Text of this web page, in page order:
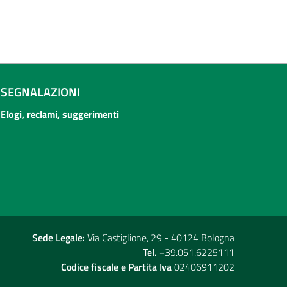
SEGNALAZIONI
Elogi, reclami, suggerimenti
Sede Legale: Via Castiglione, 29 - 40124 Bologna
Tel. +39.051.6225111
Codice fiscale e Partita Iva02406911202